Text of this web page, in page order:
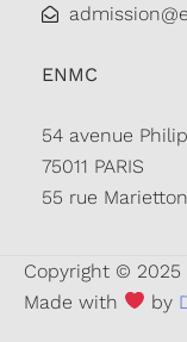
ENMC
54 avenue
75011 PARIS
55 rue
Copyright © 2025
Made with
by